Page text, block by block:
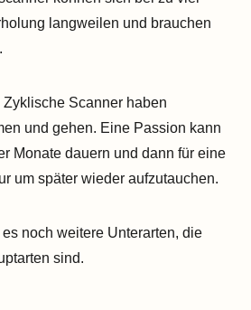
langweilen und brauchen
Zyklische Scanner haben
und gehen. Eine Passion kann
Monate dauern und dann für eine
um später wieder aufzutauchen.
noch weitere Unterarten, die
sind.